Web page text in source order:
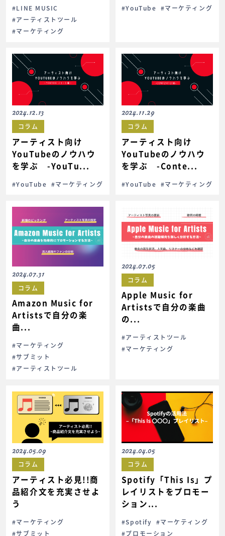
#LINE MUSIC
#アーティストツール
#マーケティング
#YouTube #マーケティング
2024.12.13
コラム
アーティスト向け
YouTubeのノウハウ
を学ぶ -YouTu...
#YouTube #マーケティング
2024.11.29
コラム
アーティスト向け
YouTubeのノウハウ
を学ぶ -Conte...
#YouTube #マーケティング
2024.07.31
コラム
Amazon Music for
Artistsで自分の楽
曲...
#マーケティング
#サブミット
#アーティストツール
2024.07.05
コラム
Apple Music for
Artistsで自分の楽曲
の...
#アーティストツール
#マーケティング
2024.05.09
コラム
アーティスト必見!!商
品紹介文を充実させよ
う
#マーケティング
#サブミット
2024.04.05
コラム
Spotify「This Is」プ
レイリストをプロモー
ション...
#Spotify #マーケティング
#プロモーション